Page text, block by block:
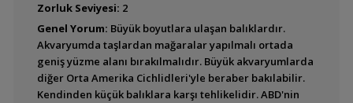
Amphilophus
calobrensis (Kırmızı
Benekli Cichlid)
Zorluk Seviyesi: 2
Genel Yorum: Büyük boyutlara ulaşan balıklardır.
Akvaryumda taşlardan mağaralar yapılmalı ortada
geniş yüzme alanı bırakılmalıdır. Büyük akvaryumlarda
diğer Orta Amerika Cichlidleri'yle beraber bakılabilir.
Kendinden küçük balıklara karşı tehlikelidir. ABD'nin